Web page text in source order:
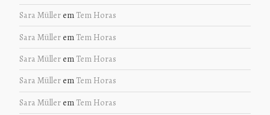
Sara Müllerem Tem Horas
Sara Müllerem Tem Horas
Sara Müllerem Tem Horas
Sara Müllerem Tem Horas
Sara Müllerem Tem Horas